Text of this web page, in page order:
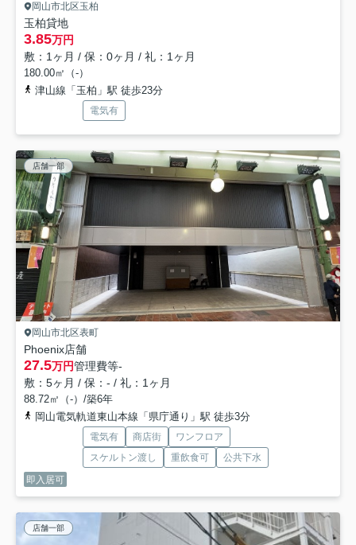
岡山市北区玉柏
玉柏貸地
3.85万円
敷：1ヶ月 / 保：0ヶ月 / 礼：1ヶ月
180.00㎡（-）
津山線「玉柏」駅 徒歩23分
電気有
店舗一部
岡山市北区表町
Phoenix店舗
27.5万円管理費等-
敷：5ヶ月 / 保：- / 礼：1ヶ月
88.72㎡（-）/築6年
岡山電気軌道東山本線「県庁通り」駅 徒歩3分
電気有 商店街
ワンフロア
スケルトン渡し
重飲食可
公共下水
即入居可
店舗一部